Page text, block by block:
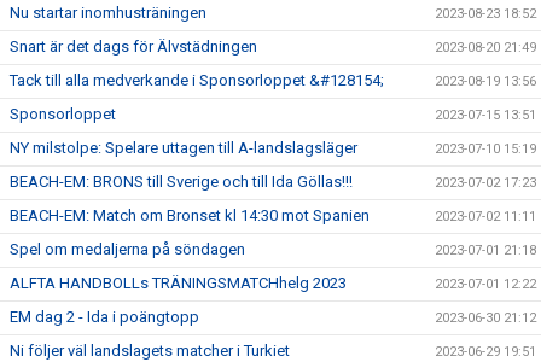
Nu startar inomhusträningen 2023-08-23 18:52
Snart är det dags för Älvstädningen 2023-08-20 21:49
Tack till alla medverkande i Sponsorloppet &#128154; 2023-08-19 13:56
Sponsorloppet 2023-07-15 13:51
NY milstolpe: Spelare uttagen till A-landslagsläger 2023-07-10 15:19
BEACH-EM: BRONS till Sverige och till Ida Göllas!!! 2023-07-02 17:23
BEACH-EM: Match om Bronset kl 14:30 mot Spanien 2023-07-02 11:11
Spel om medaljerna på söndagen 2023-07-01 21:18
ALFTA HANDBOLLs TRÄNINGSMATCHhelg 2023 2023-07-01 12:22
EM dag 2 - Ida i poängtopp 2023-06-30 21:12
Ni följer väl landslagets matcher i Turkiet 2023-06-29 19:51